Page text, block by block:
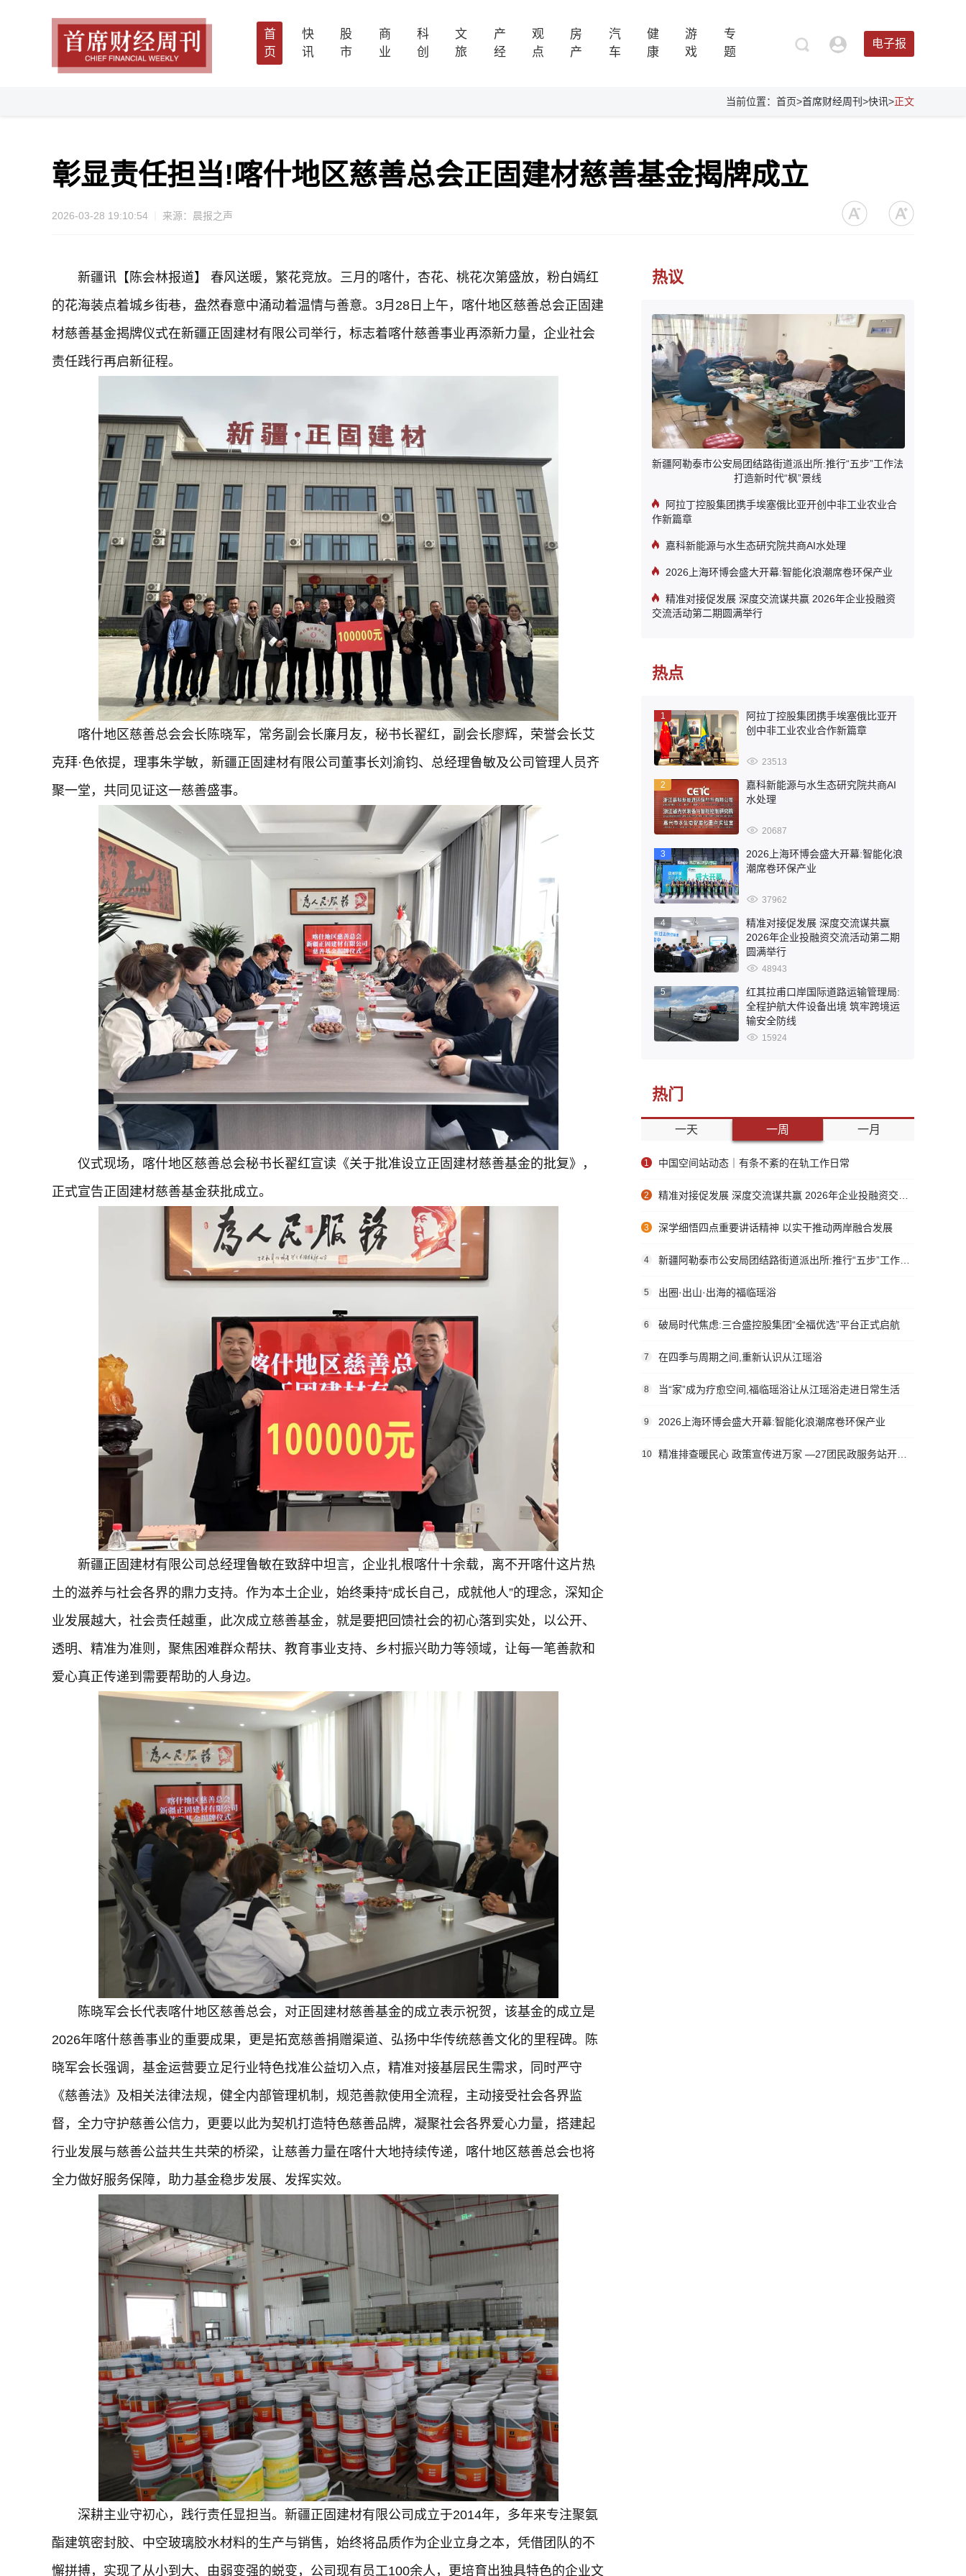
首
页
快
讯
股
市
商
业
科
创
文
旅
产
经
观
点
房
产
汽
车
健
康
游
戏
专
题
电子报
当前位置：首页>首席财经周刊 >快讯>正文
彰显责任担当!喀什地区慈善总会正固建材慈善基金揭牌成立
2026-03-28 19:10:54 来源：晨报之声
新疆讯【陈会林报道】 春风送暖，繁花竞放。三月的喀什，杏花、桃花次第盛放，粉白嫣红
的花海装点着城乡街巷，盎然春意中涌动着温情与善意。3月28日上午，喀什地区慈善总会正固建
材慈善基金揭牌仪式在新疆正固建材有限公司举行，标志着喀什慈善事业再添新力量，企业社会
责任践行再启新征程。
喀什地区慈善总会会长陈晓军，常务副会长廉月友，秘书长翟红，副会长廖辉，荣誉会长艾
克拜·色依提，理事朱学敏，新疆正固建材有限公司董事长刘渝钧、总经理鲁敏及公司管理人员齐
聚一堂，共同见证这一慈善盛事。
仪式现场，喀什地区慈善总会秘书长翟红宣读《关于批准设立正固建材慈善基金的批复》，
正式宣告正固建材慈善基金获批成立。
新疆正固建材有限公司总经理鲁敏在致辞中坦言，企业扎根喀什十余载，离不开喀什这片热
土的滋养与社会各界的鼎力支持。作为本土企业，始终秉持“成长自己，成就他人”的理念，深知企
业发展越大，社会责任越重，此次成立慈善基金，就是要把回馈社会的初心落到实处，以公开、
透明、精准为准则，聚焦困难群众帮扶、教育事业支持、乡村振兴助力等领域，让每一笔善款和
爱心真正传递到需要帮助的人身边。
陈晓军会长代表喀什地区慈善总会，对正固建材慈善基金的成立表示祝贺，该基金的成立是
2026年喀什慈善事业的重要成果，更是拓宽慈善捐赠渠道、弘扬中华传统慈善文化的里程碑。陈
晓军会长强调，基金运营要立足行业特色找准公益切入点，精准对接基层民生需求，同时严守
《慈善法》及相关法律法规，健全内部管理机制，规范善款使用全流程，主动接受社会各界监
督，全力守护慈善公信力，更要以此为契机打造特色慈善品牌，凝聚社会各界爱心力量，搭建起
行业发展与慈善公益共生共荣的桥梁，让慈善力量在喀什大地持续传递，喀什地区慈善总会也将
全力做好服务保障，助力基金稳步发展、发挥实效。
深耕主业守初心，践行责任显担当。新疆正固建材有限公司成立于2014年，多年来专注聚氨
酯建筑密封胶、中空玻璃胶水材料的生产与销售，始终将品质作为企业立身之本，凭借团队的不
懈拼搏，实现了从小到大、由弱变强的蜕变，公司现有员工100余人，更培育出独具特色的企业文
热议
新疆阿勒泰市公安局团结路街道派出所:推行“五步”工作法
打造新时代“枫”景线
阿拉丁控股集团携手埃塞俄比亚开创中非工业农业合
作新篇章
嘉科新能源与水生态研究院共商AI水处理
2026上海环博会盛大开幕:智能化浪潮席卷环保产业
精准对接促发展 深度交流谋共赢 2026年企业投融资
交流活动第二期圆满举行
热点
1
阿拉丁控股集团携手埃塞俄比亚开
创中非工业农业合作新篇章
23513
2
嘉科新能源与水生态研究院共商AI
水处理
20687
3
2026上海环博会盛大开幕:智能化浪
潮席卷环保产业
37962
4
精准对接促发展 深度交流谋共赢
2026年企业投融资交流活动第二期
圆满举行
48943
5
红其拉甫口岸国际道路运输管理局:
全程护航大件设备出境 筑牢跨境运
输安全防线
15924
热门
一天 一周 一月
1 中国空间站动态｜有条不紊的在轨工作日常
2 精准对接促发展 深度交流谋共赢 2026年企业投融资交流活动第二期圆满举行
3 深学细悟四点重要讲话精神 以实干推动两岸融合发展
4 新疆阿勒泰市公安局团结路街道派出所:推行“五步”工作法 打造新时代“枫”景线
5 出圈·出山·出海的福临瑶浴
6 破局时代焦虑:三合盛控股集团“全福优选”平台正式启航
7 在四季与周期之间,重新认识从江瑶浴
8 当“家”成为疗愈空间,福临瑶浴让从江瑶浴走进日常生活
9 2026上海环博会盛大开幕:智能化浪潮席卷环保产业
10 精准排查暖民心 政策宣传进万家 —27团民政服务站开展社会救助入户走访活动